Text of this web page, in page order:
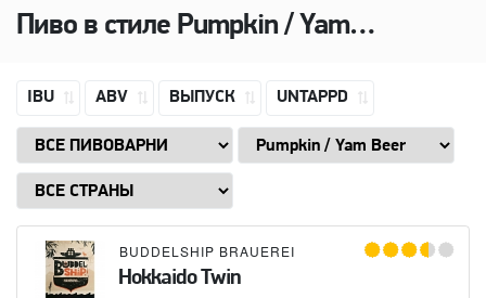
Пиво в стиле Pumpkin / Yam Beer
IBU ABV ВЫПУСК UNTAPPD
BUDDELSHIP BRAUEREI
Hokkaido Twin